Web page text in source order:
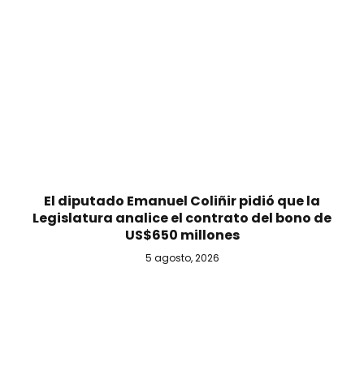
El diputado Emanuel Coliñir pidió que la
Legislatura analice el contrato del bono de
US$650 millones
5 agosto, 2026